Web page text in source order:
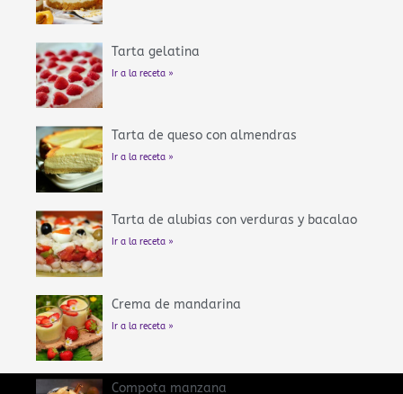
Tarta gelatina
Ir a la receta »
Tarta de queso con almendras
Ir a la receta »
Tarta de alubias con verduras y bacalao
Ir a la receta »
Crema de mandarina
Ir a la receta »
Compota manzana